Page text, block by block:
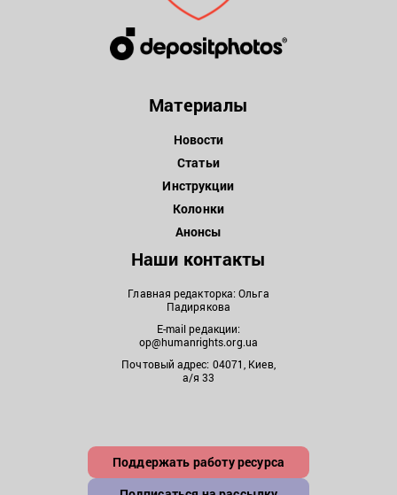
Материалы
Новости
Статьи
Инструкции
Колонки
Анонсы
Наши контакты
Главная редакторка: Ольга
Падирякова
E-mail редакции:
op@humanrights.org.ua
Почтовый адрес: 04071, Киев,
а/я 33
Поддержать работу ресурса